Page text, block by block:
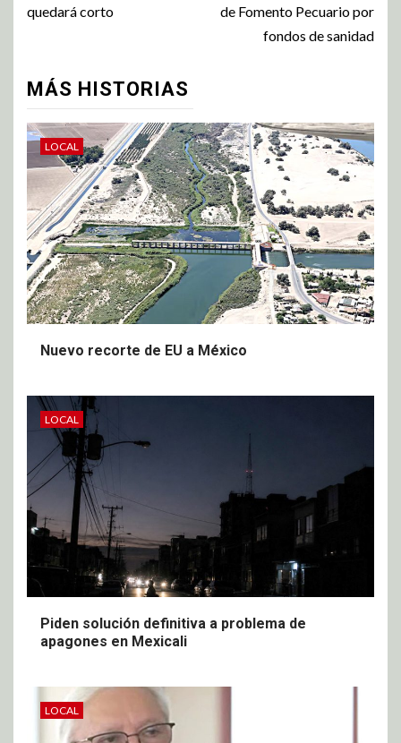
quedará corto
de Fomento Pecuario por
fondos de sanidad
MÁS HISTORIAS
LOCAL
Nuevo recorte de EU a México
LOCAL
Piden solución definitiva a problema de
apagones en Mexicali
LOCAL